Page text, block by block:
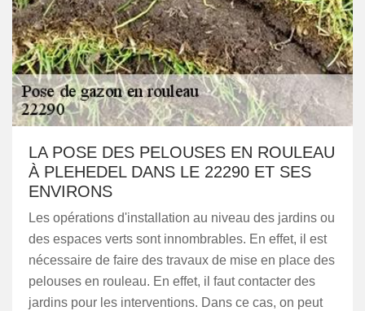
LA POSE DES PELOUSES EN ROULEAU
À PLEHEDEL DANS LE 22290 ET SES
ENVIRONS
Les opérations d'installation au niveau des jardins ou
des espaces verts sont innombrables. En effet, il est
nécessaire de faire des travaux de mise en place des
pelouses en rouleau. En effet, il faut contacter des
jardins pour les interventions. Dans ce cas, on peut